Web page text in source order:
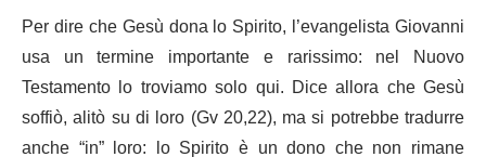
Per dire che Gesù dona lo Spirito, l’evangelista Giovanni
usa un termine importante e rarissimo: nel Nuovo
Testamento lo troviamo solo qui. Dice allora che Gesù
soffiò, alitò su di loro (Gv 20,22), ma si potrebbe tradurre
anche “in” loro: lo Spirito è un dono che non rimane